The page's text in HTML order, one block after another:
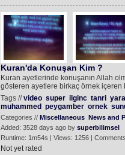
Kuran'da Konuşan Kim ?
Kuran ayetlerinde konuşanın Allah
gösteren ayetlere birkaç örnek içeren
Tags //video super ilginc tanri
muhammed peygamber ornek
Categories // Miscellaneous News and
Added: 3528 days ago by superbilimsel
Runtime: 1m54s | Views: 1256 |
Not yet rated